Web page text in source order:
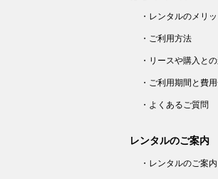
・レンタルのメリッ
・ご利用方法
・リースや購入と
・ご利用期間と費
・よくあるご質問
レンタルのご案内
・レンタルのご案内